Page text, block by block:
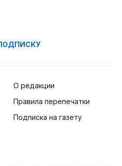
О редакции
Правила перепечатки
Подписка на газету